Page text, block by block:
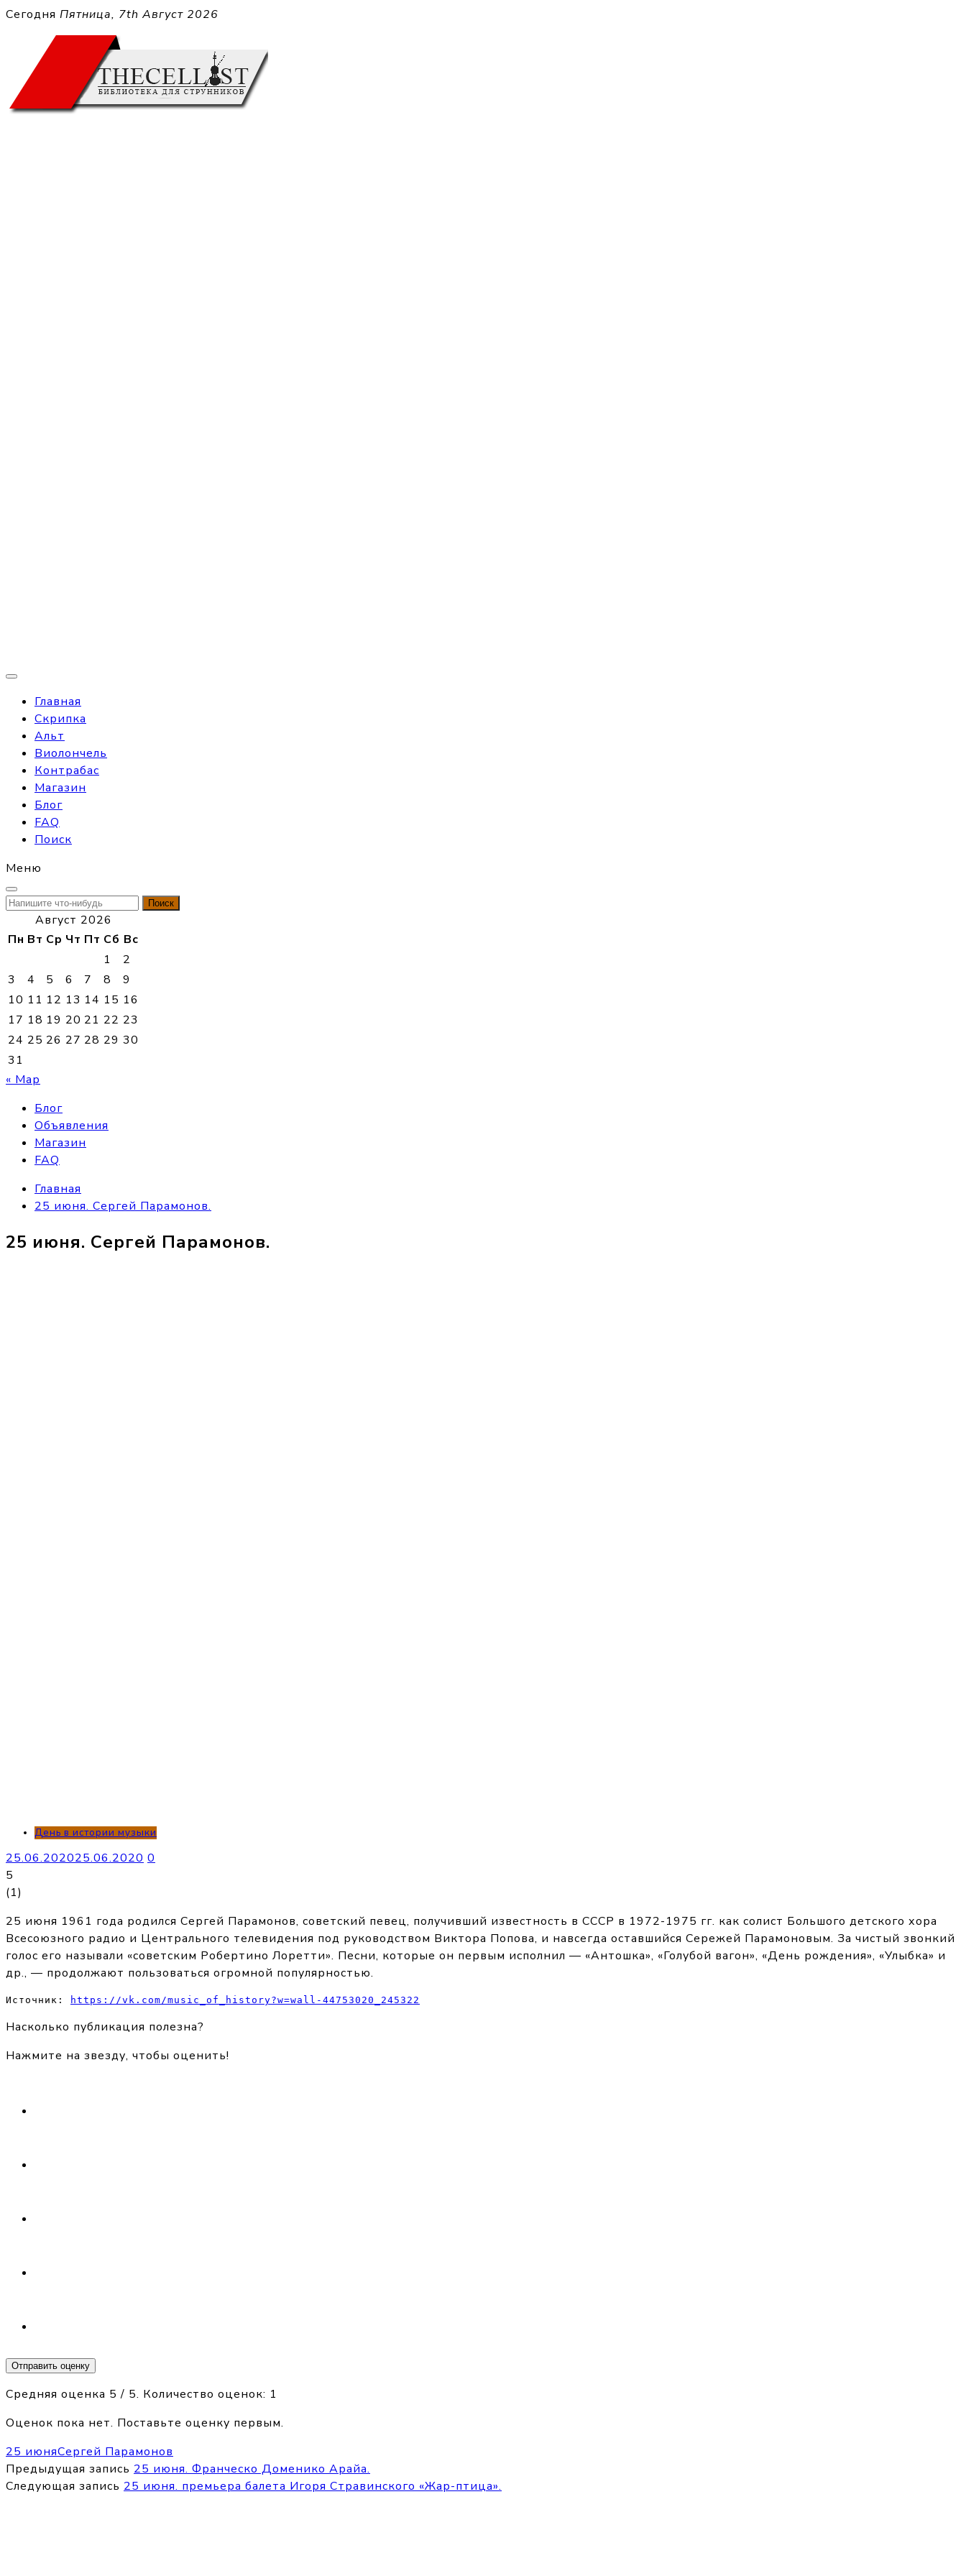
Перейти
содержимому
Сегодня Пятница, 7th Август 2026
Главная
Скрипка
Альт
Виолончель
Контрабас
Магазин
Блог
FAQ
Поиск
Меню
Найти:
Август 2026
Пн Вт Ср Чт Пт Сб Вс
1
2
3
4 5 6 7 8
9
10 11 12 13 14 15 16
17 18 19 20 21 22 23
24 25 26 27 28 29 30
31
« Мар
Блог
Объявления
Магазин
FAQ
Главная
25 июня. Сергей Парамонов.
25 июня. Сергей Парамонов.
День в истории музыки
25.06.202025.06.2020 0
5
(1)
25 июня 1961 года родился Сергей Парамонов, советский певец, получивший известность в СССР в 1972-1975 гг. как солист Большого детского хора
Всесоюзного радио и Центрального телевидения под руководством Виктора Попова, и навсегда оставшийся Сережей Парамоновым. За чистый звонкий
голос его называли «советским Робертино Лоретти». Песни, которые он первым исполнил — «Антошка», «Голубой вагон», «День рождения», «Улыбка» и
др., — продолжают пользоваться огромной популярностью.
Источник: https://vk.com/music_of_history?w=wall-44753020_245322
Насколько публикация полезна?
Нажмите на звезду, чтобы оценить!
Отправить оценку
Средняя оценка 5 / 5. Количество оценок: 1
Оценок пока нет. Поставьте оценку первым.
25 июняСергей Парамонов
Предыдущая запись 25 июня. Франческо Доменико Арайа.
Следующая запись 25 июня. премьера балета Игоря Стравинского «Жар-птица».